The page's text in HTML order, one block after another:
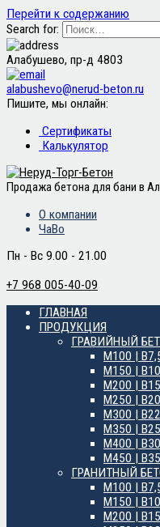
Перейти к содержанию
Search for:
Алабушево, пр-д 4803
alabushevo@nerud-beton.ru
Пишите, мы онлайн:
Сертификаты
Калькулятор
Продажа бетона для бани в
О компании
ЧаВо
Пн - Вс 9.00 - 21.00
+7 968 005-40-09
ГЛАВНАЯ
ПРОДУКЦИЯ
ГРАВИЙНЫЙ
М100 |
М150 | B10
М200 | B15
М250 | B20
М300 |
М350 | B25
М400 | B30
М450 | B35
ГРАНИТНЫЙ
М100 |
М150 | B10
М200 | B15